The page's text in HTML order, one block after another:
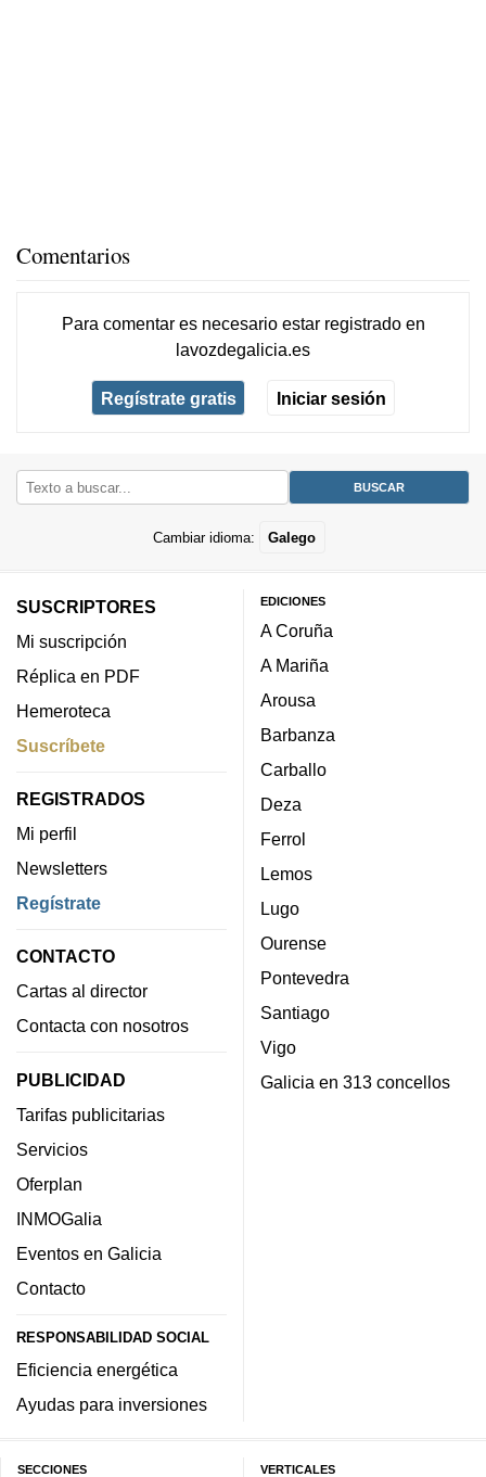
Comentarios
Para comentar es necesario estar registradoen
lavozdegalicia.es
Regístrate gratis Iniciar sesión
Cambiar idioma: Galego
SUSCRIPTORES
Mi suscripción
Réplica en PDF
Hemeroteca
Suscríbete
REGISTRADOS
Mi perfil
Newsletters
Regístrate
CONTACTO
Cartas al director
Contacta con nosotros
PUBLICIDAD
Tarifas publicitarias
Servicios
Oferplan
INMOGalia
Eventos en Galicia
Contacto
RESPONSABILIDAD SOCIAL
Eficiencia energética
Ayudas para inversiones
EDICIONES
A Coruña
A Mariña
Arousa
Barbanza
Carballo
Deza
Ferrol
Lemos
Lugo
Ourense
Pontevedra
Santiago
Vigo
Galicia en 313 concellos
SECCIONES VERTICALES